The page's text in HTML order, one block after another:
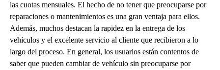
las cuotas mensuales. El hecho de no tener que preocuparse por
reparaciones o mantenimientos es una gran ventaja para ellos.
Además, muchos destacan la rapidez en la entrega de los
vehículos y el excelente servicio al cliente que recibieron a lo
largo del proceso. En general, los usuarios están contentos de
saber que pueden cambiar de vehículo sin preocuparse por